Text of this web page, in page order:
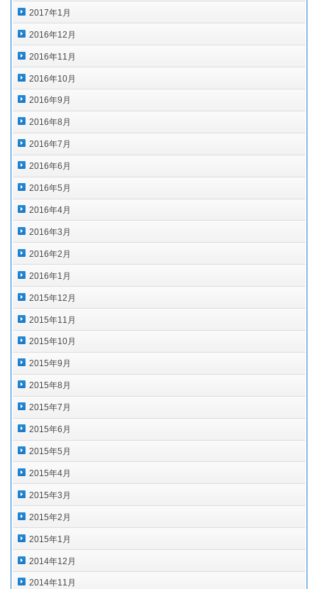
2017年1月
2016年12月
2016年11月
2016年10月
2016年9月
2016年8月
2016年7月
2016年6月
2016年5月
2016年4月
2016年3月
2016年2月
2016年1月
2015年12月
2015年11月
2015年10月
2015年9月
2015年8月
2015年7月
2015年6月
2015年5月
2015年4月
2015年3月
2015年2月
2015年1月
2014年12月
2014年11月